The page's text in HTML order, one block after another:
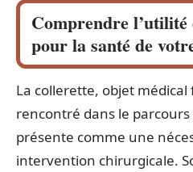
Comprendre
pour la santé de
La collerette, objet
rencontré dans le parcours
présente comme une
intervention chirurgicale.